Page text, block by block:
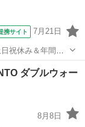
携サイト 7月21日
祝休み＆年間休
無料駐車場あり
市》 人気の
8月8日